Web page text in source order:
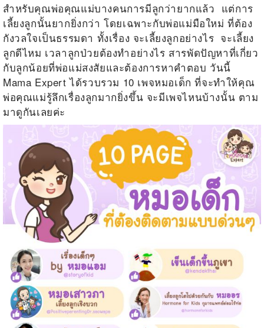
สำหรับคุณพ่อคุณแม่บางคนการมีลูกว่ายากแล้ว แต่การ
เลี้ยงลูกนั้นยากยิ่งกว่า โดยเฉพาะกับพ่อแม่มือใหม่ ที่ต้อง
กังวลใจเป็นธรรมดา ทั้งเรื่อง จะเลี้ยงลูกอย่างไร จะเลี้ยง
ลูกดีไหม เวลาลูกป่วยต้องทำอย่างไร สารพัดปัญหาที่เกี่ยว
กับลูกน้อยที่พ่อแม่สงสัยและต้องการหาคำตอบ วันนี้
Mama Expert ได้รวบรวม 10 เพจหมอเด็ก ที่จะทำให้คุณ
พ่อคุณแม่รู้ลึกเรื่องลูกมากยิ่งขึ้น จะมีเพจไหนบ้างนั้น ตาม
มาดูกันเลยค่ะ